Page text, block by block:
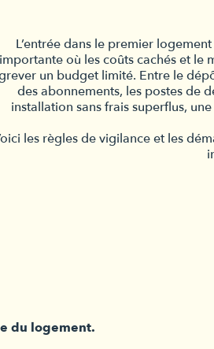
L’entrée dans le premier
importante où les coûts cachés et le
un budget limité. Entre le
des abonnements, les postes de
installation sans frais superflus,
les règles de vigilance et les
du logement.